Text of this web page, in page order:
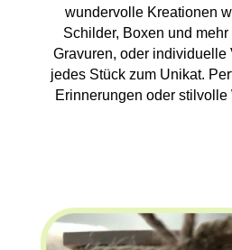
wundervolle Kreationen
Schilder, Boxen und
Gravuren, oder individuelle
jedes Stück zum Unikat.
Erinnerungen oder